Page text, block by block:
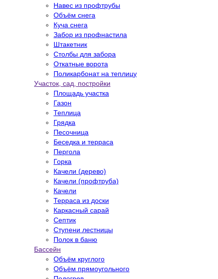
Навес из профтрубы
Объём снега
Куча снега
Забор из профнастила
Штакетник
Столбы для забора
Откатные ворота
Поликарбонат на теплицу
Участок, сад, постройки
Площадь участка
Газон
Теплица
Грядка
Песочница
Беседка и терраса
Пергола
Горка
Качели (дерево)
Качели (профтруба)
Качели
Терраса из доски
Каркасный сарай
Септик
Ступени лестницы
Полок в баню
Бассейн
Объём круглого
Объём прямоугольного